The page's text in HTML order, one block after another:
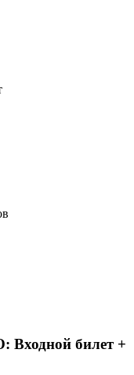
Входной билет +